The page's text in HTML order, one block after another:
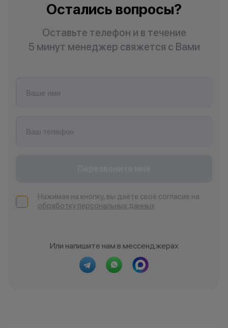
Остались вопросы?
Оставьте телефон и в течение
5 минут менеджер свяжется с Вами
Нажимая на кнопку, вы даёте своё согласие на
обработку персональных данных
Или напишите нам в мессенджерах